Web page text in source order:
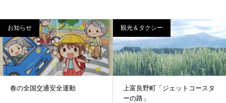
お知らせ
春の全国交通安全運動
観光＆タクシー
上富良野町「ジェットコースタ
ーの路」